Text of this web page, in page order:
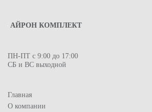
АЙРОН КОМПЛЕКТ
ПН-ПТ с 9:00 до 17:00
СБ и ВС выходной
Главная
О компании